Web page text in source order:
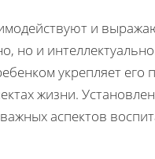
и
но и
укрепляет
жизни.
аспектов